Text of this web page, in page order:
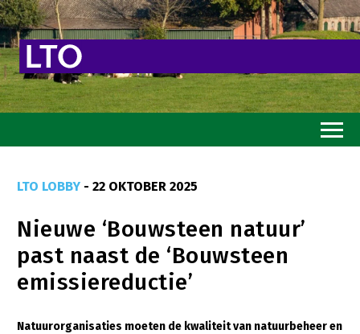
Goed eten
Mooi groen
Sterk ondernemerschap
Transitiepaden
LTO LOBBY - 22 OKTOBER 2025
Nieuwe ‘Bouwsteen natuur’
past naast de ‘Bouwsteen
emissiereductie’
Natuurorganisaties moeten de kwaliteit van natuurbeheer en